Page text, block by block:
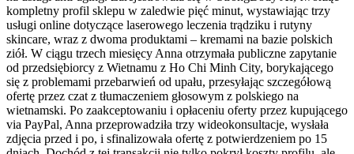
kompletny profil sklepu w zaledwie pięć minut, wystawiając trzy
usługi online dotyczące laserowego leczenia trądziku i rutyny
skincare, wraz z dwoma produktami – kremami na bazie polskich
ziół. W ciągu trzech miesięcy Anna otrzymała publiczne zapytanie
od przedsiębiorcy z Wietnamu z Ho Chi Minh City, borykającego
się z problemami przebarwień od upału, przesyłając szczegółową
ofertę przez czat z tłumaczeniem głosowym z polskiego na
wietnamski. Po zaakceptowaniu i opłaceniu oferty przez kupującego
via PayPal, Anna przeprowadziła trzy wideokonsultacje, wysłała
zdjęcia przed i po, i sfinalizowała ofertę z potwierdzeniem po 15